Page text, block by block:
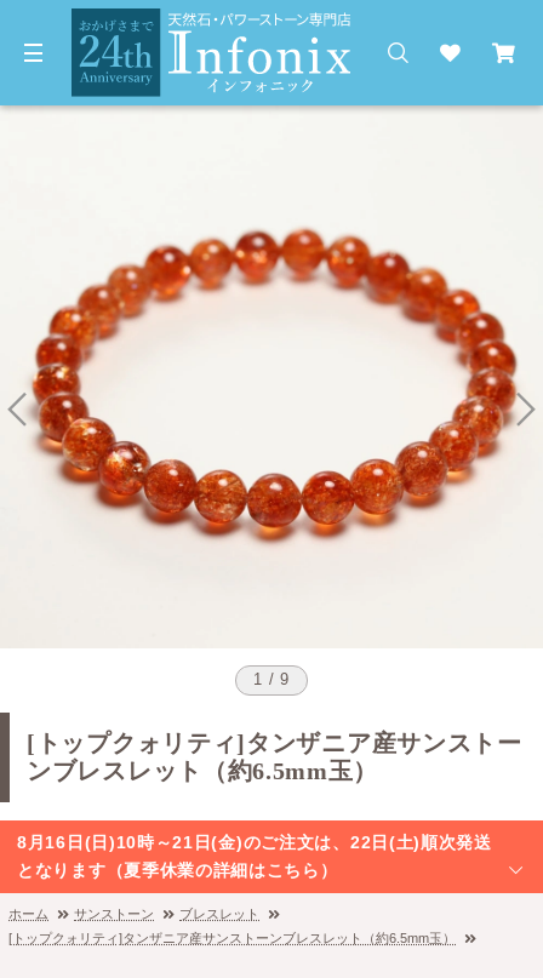
1 / 9
[トップクォリティ]タンザニア産サンストー
ンブレスレット（約6.5mm玉）
8月16日(日)10時～21日(金)のご注文は、22日(土)順次発送
となります（夏季休業の詳細はこちら）
ホーム サンストーン
ブレスレット
[トップクォリティ]タンザニア産サンストーンブレスレット（約6.5mm玉）